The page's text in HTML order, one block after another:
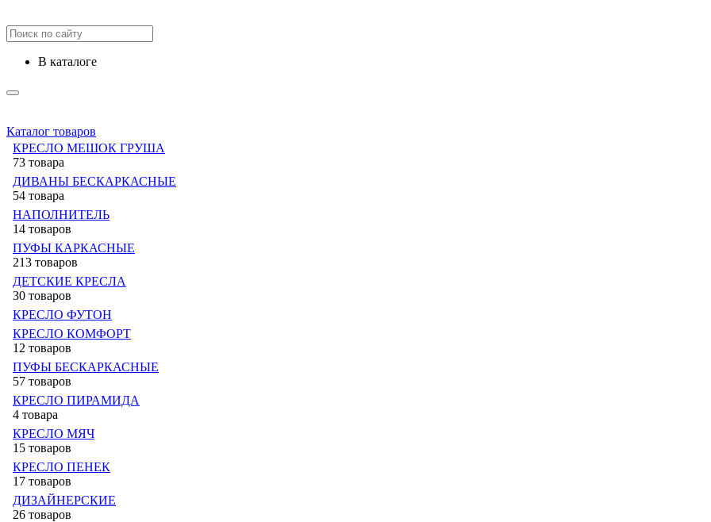
в каталоге
Каталог товаров
КРЕСЛО МЕШОК ГРУША
73 товара
ДИВАНЫ БЕСКАРКАСНЫЕ
54 товара
НАПОЛНИТЕЛЬ
14 товаров
ПУФЫ КАРКАСНЫЕ
213 товаров
ДЕТСКИЕ КРЕСЛА
30 товаров
КРЕСЛО ФУТОН
КРЕСЛО КОМФОРТ
12 товаров
ПУФЫ БЕСКАРКАСНЫЕ
57 товаров
КРЕСЛО ПИРАМИДА
4 товара
КРЕСЛО МЯЧ
15 товаров
КРЕСЛО ПЕНЕК
17 товаров
ДИЗАЙНЕРСКИЕ
26 товаров